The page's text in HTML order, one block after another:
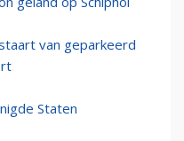
van geparkeerd
Staten